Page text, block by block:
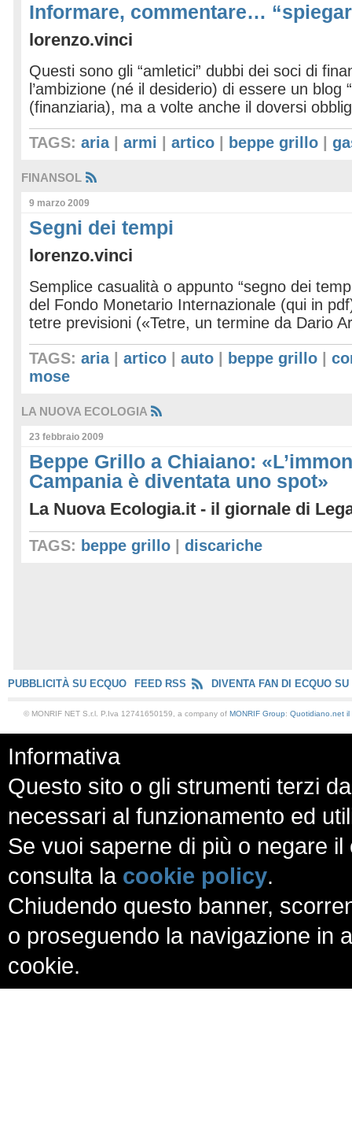
Informare, commentare…
lorenzo.vinci
Questi sono gli “amletici” dubbi dei soci di
l’ambizione (né il desiderio) di essere un blog
(finanziaria), ma a volte anche il doversi
TAGS: aria| armi artico beppe grillo
FINANSOL
9 marzo 2009
Segni dei tempi
lorenzo.vinci
Semplice casualità o appunto “segno dei
del Fondo Monetario Internazionale (qui in
tetre previsioni («Tetre, un termine da Dario
TAGS: aria| artico auto beppe grillo
mose
LA NUOVA ECOLOGIA
23 febbraio 2009
Beppe Grillo a Chiaiano:
Campania è diventata uno spot»
La Nuova Ecologia.it - il giornale di
TAGS: beppe grillo discariche
PUBBLICITÀ SU ECQUO FEED RSS DIVENTA FAN DI ECQUO SU
© MONRIF NET S.r.l. P.Iva 12741650159, a company of MONRIF Group: Quotidiano.net il
Informativa
Questo sito o gli strumenti terzi
necessari al funzionamento ed
Se vuoi saperne di più o negare
consulta la cookie policy.
Chiudendo questo banner,
o proseguendo la navigazione in
cookie.